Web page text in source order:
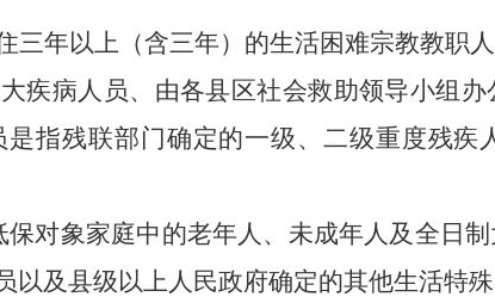
三年以上（含三年）的生活困难宗教教职人
疾病人员、由各县区社会救助领导小组
指残联部门确定的一级、二级重度残疾
对象家庭中的老年人、未成年人及全日
以及县级以上人民政府确定的其他生活特